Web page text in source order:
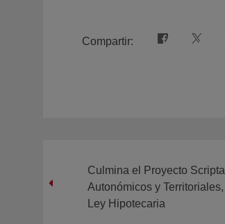
Compartir:
Culmina el Proyecto
Autonómicos y
Ley Hipotecaria